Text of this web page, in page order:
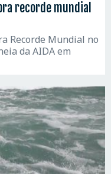
recorde mundial
Recorde Mundial no
da AIDA em